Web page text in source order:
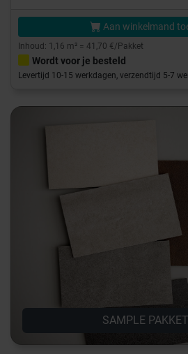
Aan winkelmand
Inhoud: 1,16 m² = 41,70 €/Pakket
Wordt voor je besteld
Levertijd 10-15 werkdagen, verzendtijd 5-7
SAMPLE